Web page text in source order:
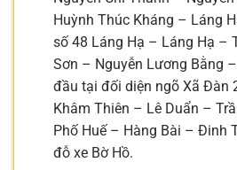
Huỳnh Thúc Kháng – Láng
số 48 Láng Hạ – Láng Hạ –
Sơn – Nguyễn Lương Bằng
đầu tại đối diện ngõ Xã Đàn
Khâm Thiên – Lê Duẩn –
Phố Huế – Hàng Bài – Đinh
đỗ xe Bờ Hồ.